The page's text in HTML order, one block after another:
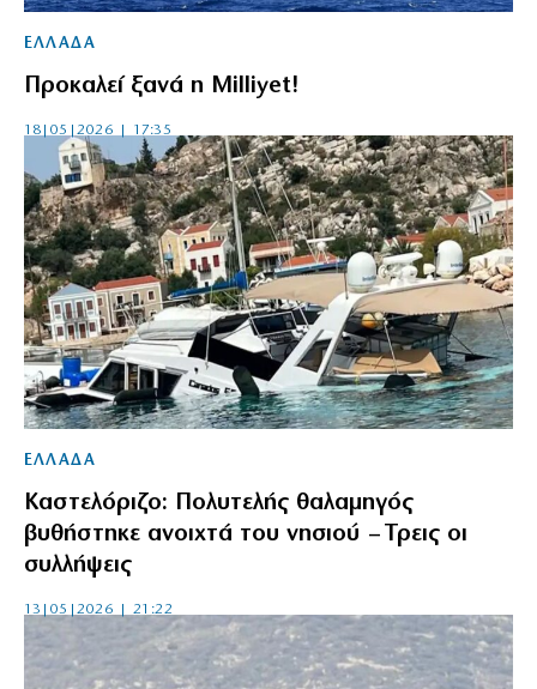
ΕΛΛΑΔΑ
Προκαλεί ξανά η Milliyet!
18|05|2026 | 17:35
ΕΛΛΑΔΑ
Καστελόριζο: Πολυτελής θαλαμηγός
βυθήστηκε ανοιχτά του νησιού – Τρεις οι
συλλήψεις
13|05|2026 | 21:22